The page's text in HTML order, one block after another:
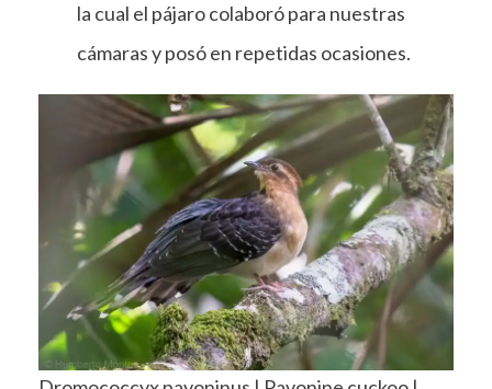
la cual el pájaro colaboró para nuestras
cámaras y posó en repetidas ocasiones.